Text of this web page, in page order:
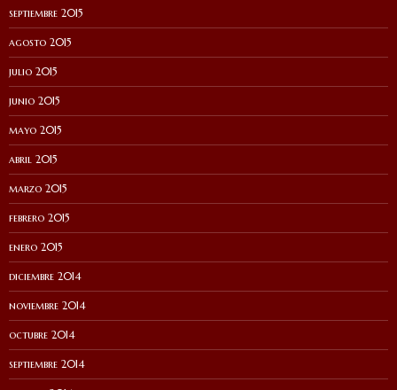
septiembre 2015
agosto 2015
julio 2015
junio 2015
mayo 2015
abril 2015
marzo 2015
febrero 2015
enero 2015
diciembre 2014
noviembre 2014
octubre 2014
septiembre 2014